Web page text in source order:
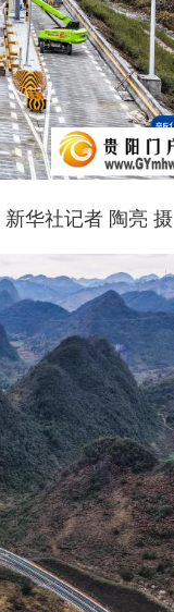
华社记者 陶亮 摄